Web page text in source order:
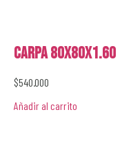
Carpa 80x80x1.60
$540.000
Añadir al carrito